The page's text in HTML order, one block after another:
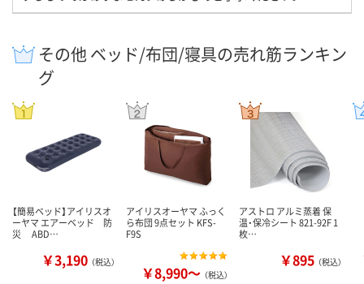
その他 ベッド/布団/寝具の売れ筋ランキン
グ
【簡易ベッド】アイリスオ
ーヤマ エアーベッド 防
災 ABD…
￥3,190 （税込）
アイリスオーヤマ ふっく
ら布団 9点セット KFS-
F9S
￥8,990～ （税込）
アストロ アルミ蒸着 保
温・保冷シート 821-92F 1
枚…
￥895 （税込）